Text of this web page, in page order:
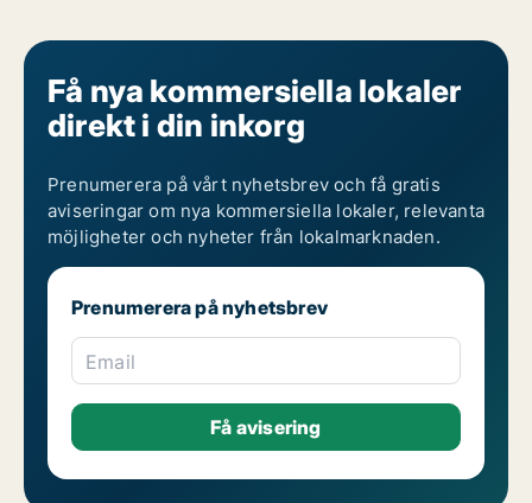
Få nya kommersiella lokaler
direkt i din inkorg
Prenumerera på vårt nyhetsbrev och få gratis
aviseringar om nya kommersiella lokaler, relevanta
möjligheter och nyheter från lokalmarknaden.
Prenumerera på nyhetsbrev
Email